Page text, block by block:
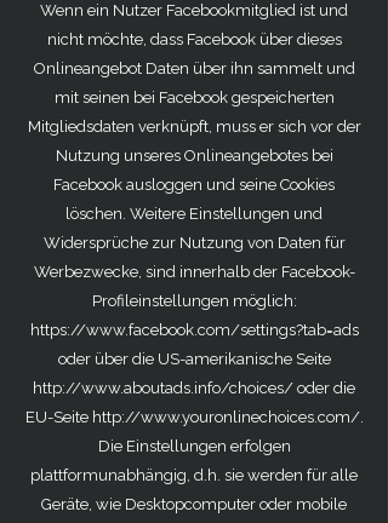
Wenn ein Nutzer Facebookmitglied ist und
nicht möchte, dass Facebook über dieses
Onlineangebot Daten über ihn sammelt und
mit seinen bei Facebook gespeicherten
Mitgliedsdaten verknüpft, muss er sich vor der
Nutzung unseres Onlineangebotes bei
Facebook ausloggen und seine Cookies
löschen. Weitere Einstellungen und
Widersprüche zur Nutzung von Daten für
Werbezwecke, sind innerhalb der Facebook-
Profileinstellungen möglich:
https://www.facebook.com/settings?tab=ads
oder über die US-amerikanische Seite
http://www.aboutads.info/choices/ oder die
EU-Seite http://www.youronlinechoices.com/.
Die Einstellungen erfolgen
plattformunabhängig, d.h. sie werden für alle
Geräte, wie Desktopcomputer oder mobile